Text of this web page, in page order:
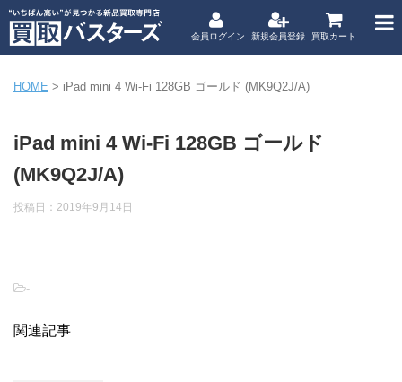
会員ログイン 新規会員登録 買取カート
HOME > iPad mini 4 Wi-Fi 128GB ゴールド (MK9Q2J/A)
iPad mini 4 Wi-Fi 128GB ゴールド
(MK9Q2J/A)
投稿日： 2019年9月14日
-
関連記事